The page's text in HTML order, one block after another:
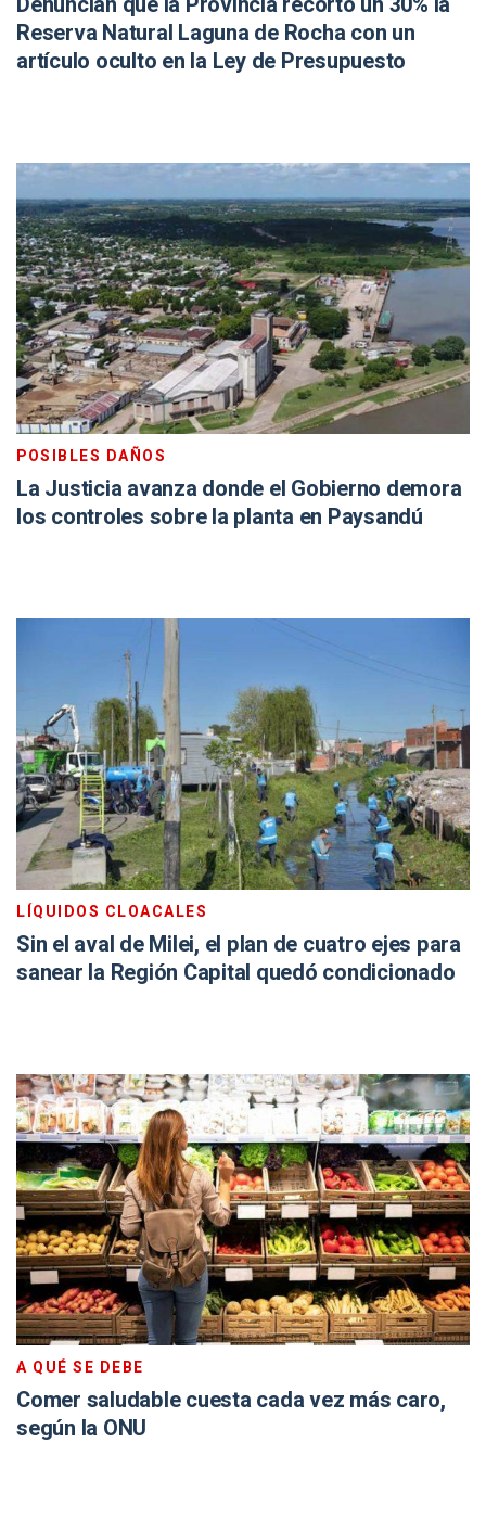
Reserva Natural Laguna de Rocha con un
artículo oculto en la Ley de Presupuesto
POSIBLES DAÑOS
La Justicia avanza donde el Gobierno demora
los controles sobre la planta en Paysandú
LÍQUIDOS CLOACALES
Sin el aval de Milei, el plan de cuatro ejes para
sanear la Región Capital quedó condicionado
A QUÉ SE DEBE
Comer saludable cuesta cada vez más caro,
según la ONU